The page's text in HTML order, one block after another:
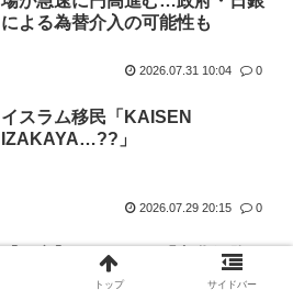
による為替介入の可能性も
2026.07.31 10:04 0
イスラム移民「KAISEN
IZAKAYA…??」
2026.07.29 20:15 0
【研究】タウリンが「老化細胞」
を除去 大正製薬が研究成果を発
トップ サイドバー